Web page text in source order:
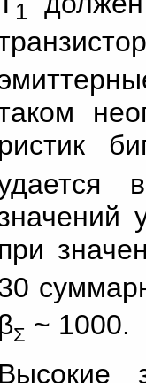
1
ристик
при
βΣ ~ 1000.
Высокие